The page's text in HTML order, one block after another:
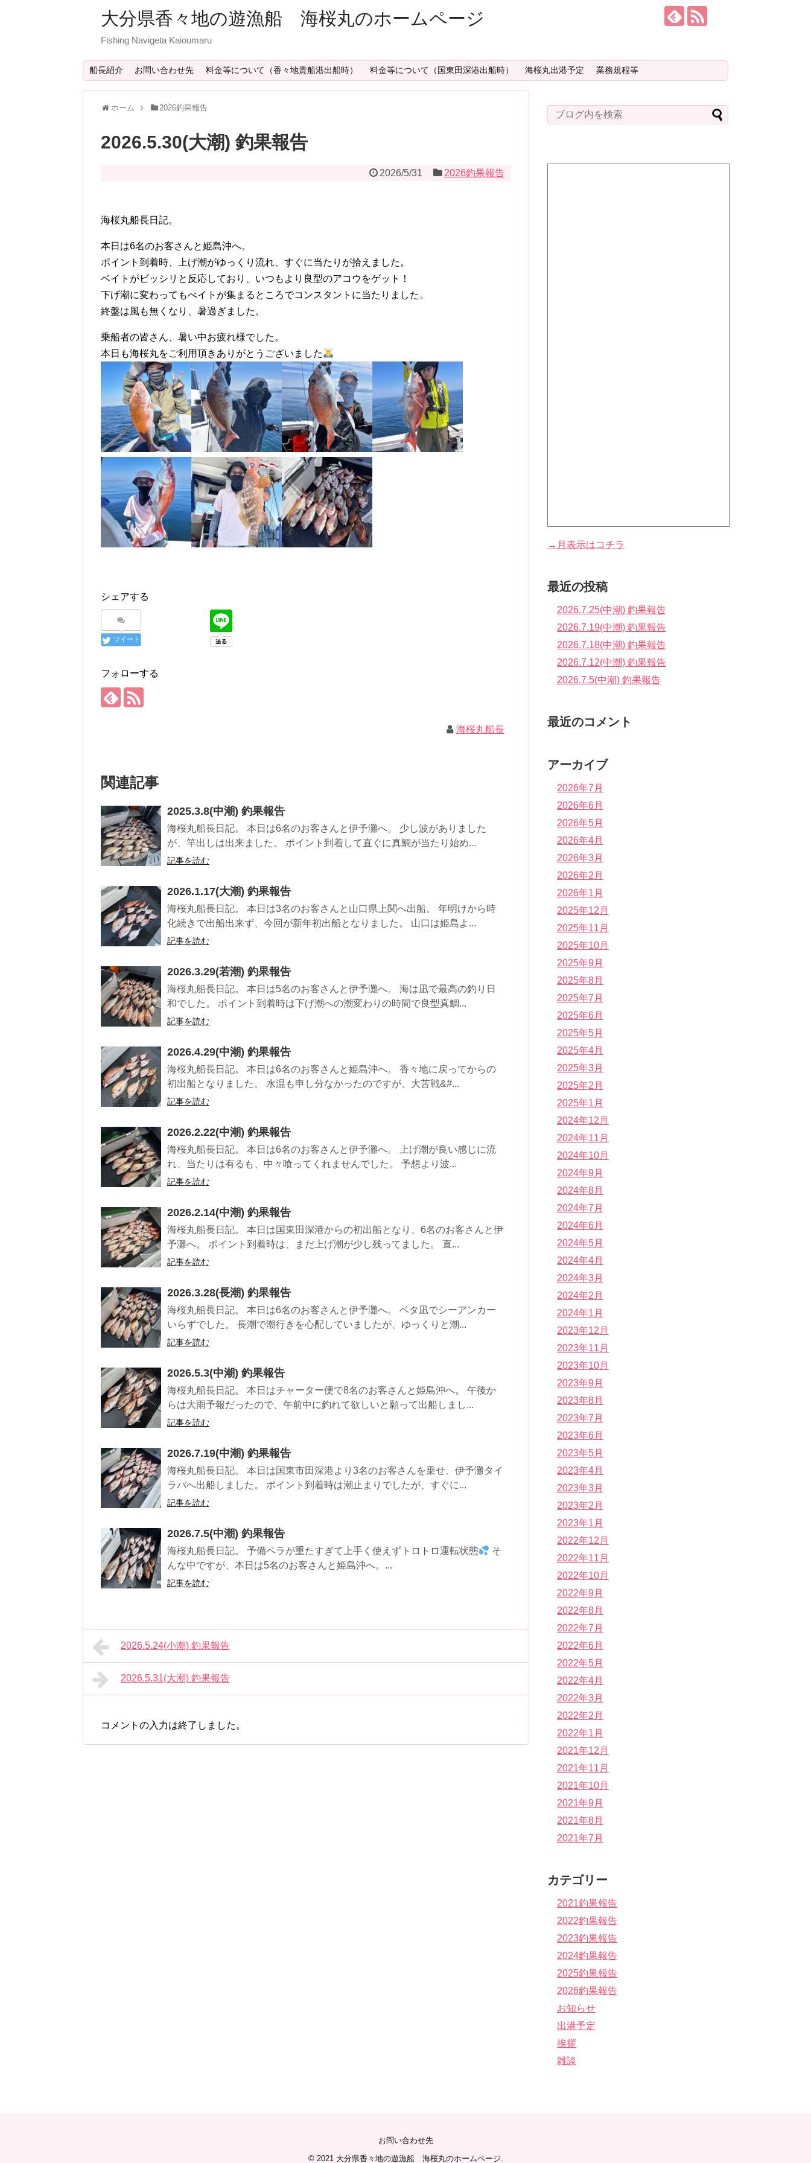
大分県香々地の遊漁船 海桜丸のホームページ
Fishing Navigeta Kaioumaru
船長紹介 お問い合わせ先 料金等について（香々地貴船港出船時） 料金等について（国東田深港出船時） 海桜丸出港予定 業務規程等
ホーム 2026釣果報告
2026.5.30(大潮) 釣果報告
2026/5/31 2026釣果報告
海桜丸船長日記。
本日は6名のお客さんと姫島沖へ。
ポイント到着時、上げ潮がゆっくり流れ、すぐに当たりが拾えました。
ベイトがビッシリと反応しており、いつもより良型のアコウをゲット！
下げ潮に変わってもべイトが集まるところでコンスタントに当たりました。
終盤は風も無くなり、暑過ぎました。
乗船者の皆さん、暑い中お疲れ様でした。
本日も海桜丸をご利用頂きありがとうございました
シェアする
ツイート
フォローする
海桜丸船長
関連記事
2025.3.8(中潮) 釣果報告
海桜丸船長日記。 本日は6名のお客さんと伊予灘へ。 少し波がありました
が、竿出しは出来ました。 ポイント到着して直ぐに真鯛が当たり始め...
記事を読む
2026.1.17(大潮) 釣果報告
海桜丸船長日記。 本日は3名のお客さんと山口県上関へ出船。 年明けから時
化続きで出船出来ず、今回が新年初出船となりました。 山口は姫島よ...
記事を読む
2026.3.29(若潮) 釣果報告
海桜丸船長日記。 本日は5名のお客さんと伊予灘へ。 海は凪で最高の釣り日
和でした。 ポイント到着時は下げ潮への潮変わりの時間で良型真鯛...
記事を読む
2026.4.29(中潮) 釣果報告
海桜丸船長日記。 本日は6名のお客さんと姫島沖へ。 香々地に戻ってからの
初出船となりました。 水温も申し分なかったのですが、大苦戦&#...
記事を読む
2026.2.22(中潮) 釣果報告
海桜丸船長日記。 本日は6名のお客さんと伊予灘へ。 上げ潮が良い感じに流
れ、当たりは有るも、中々喰ってくれませんでした。 予想より波...
記事を読む
2026.2.14(中潮) 釣果報告
海桜丸船長日記。 本日は国東田深港からの初出船となり、6名のお客さんと伊
予灘へ。 ポイント到着時は、まだ上げ潮が少し残ってました。 直...
記事を読む
2026.3.28(長潮) 釣果報告
海桜丸船長日記。 本日は6名のお客さんと伊予灘へ。 ベタ凪でシーアンカー
いらずでした。 長潮で潮行きを心配していましたが、ゆっくりと潮...
記事を読む
2026.5.3(中潮) 釣果報告
海桜丸船長日記。 本日はチャーター便で8名のお客さんと姫島沖へ。 午後か
らは大雨予報だったので、午前中に釣れて欲しいと願って出船しまし...
記事を読む
2026.7.19(中潮) 釣果報告
海桜丸船長日記。 本日は国東市田深港より3名のお客さんを乗せ、伊予灘タイ
ラバへ出船しました。 ポイント到着時は潮止まりでしたが、すぐに...
記事を読む
2026.7.5(中潮) 釣果報告
海桜丸船長日記。 予備ペラが重たすぎて上手く使えずトロトロ運転状態
そ
んな中ですが、本日は5名のお客さんと姫島沖へ。...
記事を読む
2026.5.24(小潮) 釣果報告
2026.5.31(大潮) 釣果報告
コメントの入力は終了しました。
→月表示はコチラ
最近の投稿
2026.7.25(中潮) 釣果報告
2026.7.19(中潮) 釣果報告
2026.7.18(中潮) 釣果報告
2026.7.12(中潮) 釣果報告
2026.7.5(中潮) 釣果報告
最近のコメント
アーカイブ
2026年7月
2026年6月
2026年5月
2026年4月
2026年3月
2026年2月
2026年1月
2025年12月
2025年11月
2025年10月
2025年9月
2025年8月
2025年7月
2025年6月
2025年5月
2025年4月
2025年3月
2025年2月
2025年1月
2024年12月
2024年11月
2024年10月
2024年9月
2024年8月
2024年7月
2024年6月
2024年5月
2024年4月
2024年3月
2024年2月
2024年1月
2023年12月
2023年11月
2023年10月
2023年9月
2023年8月
2023年7月
2023年6月
2023年5月
2023年4月
2023年3月
2023年2月
2023年1月
2022年12月
2022年11月
2022年10月
2022年9月
2022年8月
2022年7月
2022年6月
2022年5月
2022年4月
2022年3月
2022年2月
2022年1月
2021年12月
2021年11月
2021年10月
2021年9月
2021年8月
2021年7月
カテゴリー
2021釣果報告
2022釣果報告
2023釣果報告
2024釣果報告
2025釣果報告
2026釣果報告
お知らせ
出港予定
挨拶
雑談
お問い合わせ先
© 2021 大分県香々地の遊漁船 海桜丸のホームページ